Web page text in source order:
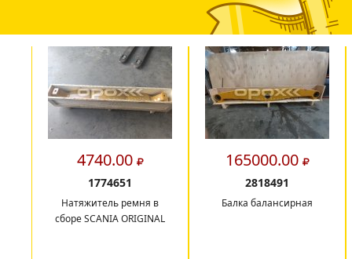
4740.00
1774651
Натяжитель ремня в
сборе SCANIA ORIGINAL
165000.00
2818491
Балка балансирная